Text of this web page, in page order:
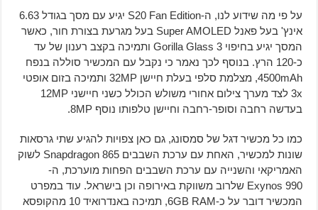
על פי מה שידוע לנו, ה-S20 Fan Edition יגיע עם מסך בגודל 6.63
אינץ' בעל פאנל Super AMOLED בעל מגרעת בצורת חור, כאשר
המסך יגיע בחיפוי Gorilla Glass 3 ותמיכה בקצב רענון של עד
כ-120 הרץ. בנוסף לכך נאמר כי נקבל עם המכשיר סוללה בנפח
4500mAh, מצלמת סלפי בעלת חיישן 32MP ותמיכה בזום אופטי
3x לצד מערך צילום אחורי משולש הכולל כשני חיישני 12MP
בעדשה רחבה וסופר-רחבה וחיישן טלפותו נוסף 8MP.
כמו כל מכשיר דגל של סמסונג, גם כאן צפויות להגיע שתי גרסאות
שונות למכשיר, האחת עם ערכת השבבים Snapdragon 865 לשוק
האמריקאי והשנייה עם ערכת השבבים הפחות מוערכת, ה-
Exynos 990 שלרוב משווקת באירופה וכן בישראל. עוד במפרט
המכשיר דובר על כ-6GB RAM, תמיכה באנדרואיד 10 מהקופסא